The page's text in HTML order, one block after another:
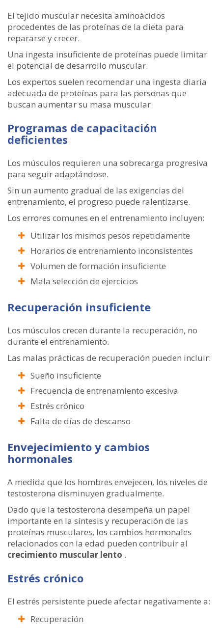
El tejido muscular necesita aminoácidos
procedentes de las proteínas de la dieta para
repararse y crecer.
Una ingesta insuficiente de proteínas puede limitar
el potencial de desarrollo muscular.
Los expertos suelen recomendar una ingesta diaria
adecuada de proteínas para las personas que
buscan aumentar su masa muscular.
Programas de capacitación
deficientes
Los músculos requieren una sobrecarga progresiva
para seguir adaptándose.
Sin un aumento gradual de las exigencias del
entrenamiento, el progreso puede ralentizarse.
Los errores comunes en el entrenamiento incluyen:
Utilizar los mismos pesos repetidamente
Horarios de entrenamiento inconsistentes
Volumen de formación insuficiente
Mala selección de ejercicios
Recuperación insuficiente
Los músculos crecen durante la recuperación, no
durante el entrenamiento.
Las malas prácticas de recuperación pueden incluir:
Sueño insuficiente
Frecuencia de entrenamiento excesiva
Estrés crónico
Falta de días de descanso
Envejecimiento y cambios
hormonales
A medida que los hombres envejecen, los niveles de
testosterona disminuyen gradualmente.
Dado que la testosterona desempeña un papel
importante en la síntesis y recuperación de las
proteínas musculares, los cambios hormonales
relacionados con la edad pueden contribuir al
crecimiento muscular lento .
Estrés crónico
El estrés persistente puede afectar negativamente a:
Recuperación